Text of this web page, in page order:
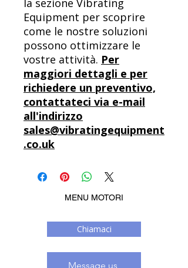
la sezione Vibrating
Equipment per scoprire
come le nostre soluzioni
possono ottimizzare le
vostre attività. Per
maggiori dettagli e per
richiedere un preventivo,
contattateci via e-mail
all'indirizzo
sales@vibratingequipment
.co.uk
MENU MOTORI
Chiamaci
Message us